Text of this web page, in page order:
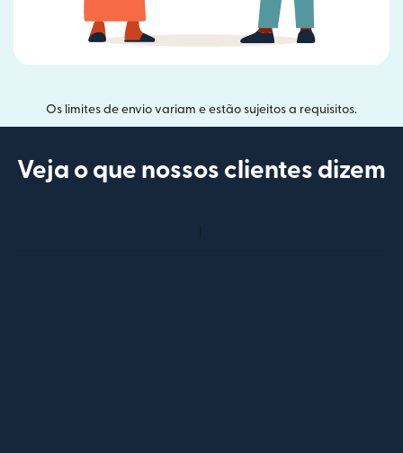
Os limites de envio variam e estão sujeitos a requisitos.
Veja o que nossos clientes dizem